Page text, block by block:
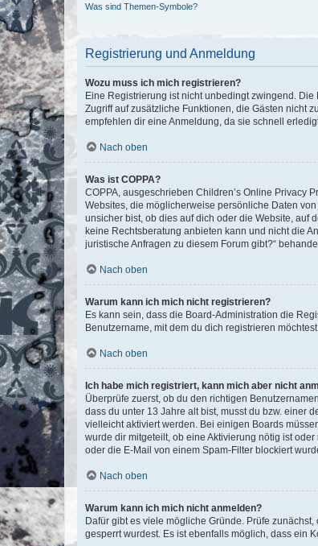
Was sind Themen-Symbole?
Registrierung und Anmeldung
Wozu muss ich mich registrieren?
Eine Registrierung ist nicht unbedingt zwingend.
Zugriff auf zusätzliche Funktionen, die Gästen nicht
empfehlen dir eine Anmeldung, da sie schnell
Nach oben
Was ist COPPA?
COPPA, ausgeschrieben Children’s Online Privacy
Websites, die möglicherweise persönliche Daten
unsicher bist, ob dies auf dich oder die Website, auf
keine Rechtsberatung anbieten kann und nicht die
juristische Anfragen zu diesem Forum gibt?“
Nach oben
Warum kann ich mich nicht registrieren?
Es kann sein, dass die Board-Administration die
Benutzername, mit dem du dich registrieren
Nach oben
Ich habe mich registriert, kann mich aber nicht
Überprüfe zuerst, ob du den richtigen
dass du unter 13 Jahre alt bist, musst du bzw. einer
vielleicht aktiviert werden. Bei einigen Boards
wurde dir mitgeteilt, ob eine Aktivierung nötig ist
oder die E-Mail von einem Spam-Filter blockiert
Nach oben
Warum kann ich mich nicht anmelden?
Dafür gibt es viele mögliche Gründe. Prüfe
gesperrt wurdest. Es ist ebenfalls möglich, dass ein